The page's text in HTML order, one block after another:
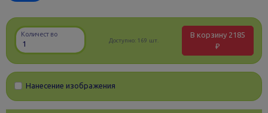
Количество
Доступно: 169 шт.
В корзину 2185
₽
Нанесение изображения